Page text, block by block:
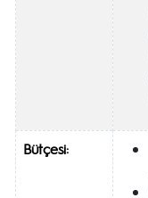
Bütçesi: